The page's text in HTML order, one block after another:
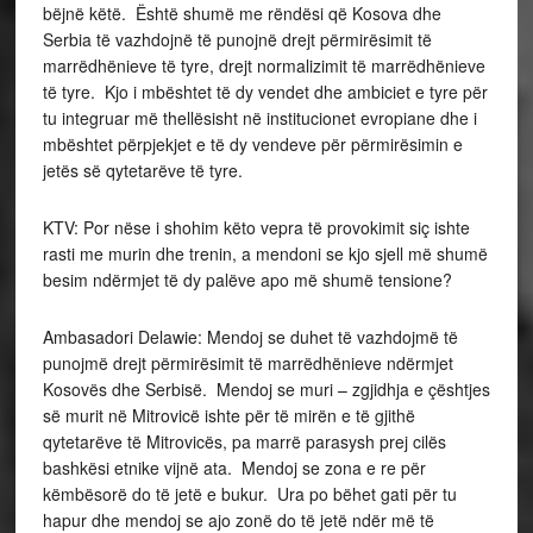
bëjnë këtë. Është shumë me rëndësi që Kosova dhe
Serbia të vazhdojnë të punojnë drejt përmirësimit të
marrëdhënieve të tyre, drejt normalizimit të marrëdhënieve
të tyre. Kjo i mbështet të dy vendet dhe ambiciet e tyre për
tu integruar më thellësisht në institucionet evropiane dhe i
mbështet përpjekjet e të dy vendeve për përmirësimin e
jetës së qytetarëve të tyre.
KTV: Por nëse i shohim këto vepra të provokimit siç ishte
rasti me murin dhe trenin, a mendoni se kjo sjell më shumë
besim ndërmjet të dy palëve apo më shumë tensione?
Ambasadori Delawie: Mendoj se duhet të vazhdojmë të
punojmë drejt përmirësimit të marrëdhënieve ndërmjet
Kosovës dhe Serbisë. Mendoj se muri – zgjidhja e çështjes
së murit në Mitrovicë ishte për të mirën e të gjithë
qytetarëve të Mitrovicës, pa marrë parasysh prej cilës
bashkësi etnike vijnë ata. Mendoj se zona e re për
këmbësorë do të jetë e bukur. Ura po bëhet gati për tu
hapur dhe mendoj se ajo zonë do të jetë ndër më të